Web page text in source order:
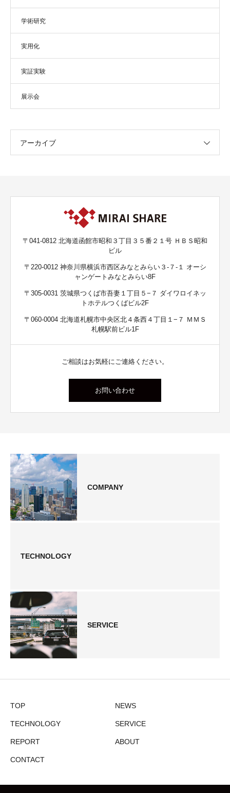
学術研究
実用化
実証実験
展示会
アーカイブ
〒041-0812 北海道函館市昭和３丁目３５番２１号 ＨＢＳ昭和
ビル
〒220-0012 神奈川県横浜市西区みなとみらい３-７-１ オーシ
ャンゲートみなとみらい8F
〒305-0031 茨城県つくば市吾妻１丁目５−７ ダイワロイネッ
トホテルつくばビル2F
〒060-0004 北海道札幌市中央区北４条西４丁目１−７ ＭＭＳ
札幌駅前ビル1F
ご相談はお気軽にご連絡ください。
お問い合わせ
COMPANY
TECHNOLOGY
SERVICE
TOP NEWS
TECHNOLOGY SERVICE
REPORT ABOUT
CONTACT